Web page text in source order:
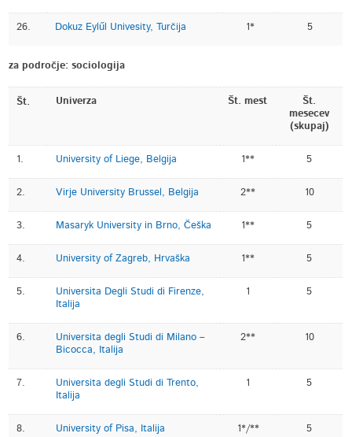
26. Dokuz Eylűl Univesity, Turčija 1* 5
za področje: sociologija
Št. Univerza Št. mest
Št.
mesecev
(skupaj)
1. University of Liege, Belgija 1** 5
2. Virje University Brussel, Belgija 2** 10
3. Masaryk University in Brno, Češka 1** 5
4. University of Zagreb, Hrvaška 1** 5
5.
Universita Degli Studi di Firenze,
Italija
1 5
6.
Universita degli Studi di Milano –
Bicocca, Italija
2** 10
7.
Universita degli Studi di Trento,
Italija
1 5
8. University of Pisa, Italija 1*/** 5